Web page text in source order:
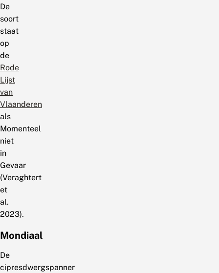
De
soort
staat
op
de
Rode
Lijst
van
Vlaanderen
als
Momenteel
niet
in
Gevaar
(Veraghtert
et
al.
2023).
Mondiaal
De
cipresdwergspanner